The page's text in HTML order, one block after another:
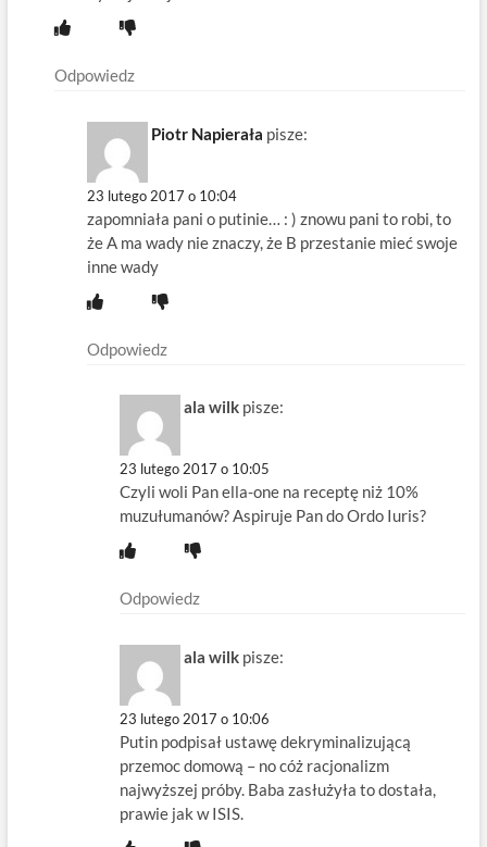
Odpowiedz
Piotr Napierała pisze:
23 lutego 2017 o 10:04
zapomniała pani o putinie… : ) znowu pani to robi, to
że A ma wady nie znaczy, że B przestanie mieć swoje
inne wady
Odpowiedz
ala wilk pisze:
23 lutego 2017 o 10:05
Czyli woli Pan ella-one na receptę niż 10%
muzułumanów? Aspiruje Pan do Ordo Iuris?
Odpowiedz
ala wilk pisze:
23 lutego 2017 o 10:06
Putin podpisał ustawę dekryminalizującą
przemoc domową – no cóż racjonalizm
najwyższej próby. Baba zasłużyła to dostała,
prawie jak w ISIS.